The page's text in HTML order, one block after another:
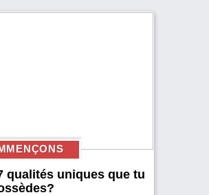
qualités uniques que tu